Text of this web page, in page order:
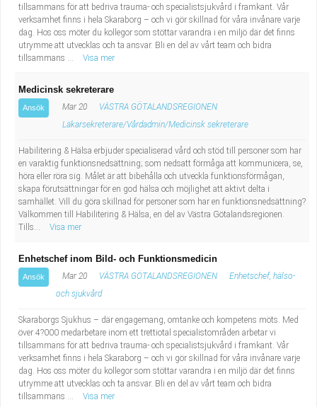
tillsammans för att bedriva trauma- och specialistsjukvård i framkant. Vår
verksamhet finns i hela Skaraborg – och vi gör skillnad för våra invånare varje
dag. Hos oss möter du kollegor som stöttar varandra i en miljö där det finns
utrymme att utvecklas och ta ansvar. Bli en del av vårt team och bidra
tillsammans ...
Visa mer
Medicinsk sekreterare
Ansök Mar 20
VÄSTRA GÖTALANDSREGIONEN
Läkarsekreterare/Vårdadmin/Medicinsk sekreterare
Habilitering & Hälsa erbjuder specialiserad vård och stöd till personer som har
en varaktig funktionsnedsättning; som nedsatt förmåga att kommunicera, se,
höra eller röra sig. Målet är att bibehålla och utveckla funktionsförmågan,
skapa förutsättningar för en god hälsa och möjlighet att aktivt delta i
samhället. Vill du göra skillnad för personer som har en funktionsnedsättning?
Välkommen till Habilitering & Hälsa, en del av Västra Götalandsregionen.
Tills...
Visa mer
Enhetschef inom Bild- och Funktionsmedicin
Ansök Mar 20 VÄSTRA GÖTALANDSREGIONEN
Enhetschef, hälso-
och sjukvård
Skaraborgs Sjukhus – där engagemang, omtanke och kompetens möts. Med
över 4?000 medarbetare inom ett trettiotal specialistområden arbetar vi
tillsammans för att bedriva trauma- och specialistsjukvård i framkant. Vår
verksamhet finns i hela Skaraborg – och vi gör skillnad för våra invånare varje
dag. Hos oss möter du kollegor som stöttar varandra i en miljö där det finns
utrymme att utvecklas och ta ansvar. Bli en del av vårt team och bidra
tillsammans ...
Visa mer